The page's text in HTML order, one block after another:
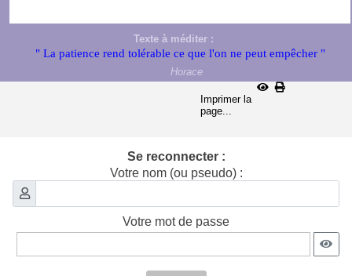
Texte à méditer :
" La patience rend tolérable ce que l'on ne peut empêcher "
Horace
Imprimer la
page...
Se reconnecter :
Votre nom (ou pseudo) :
Votre mot de passe